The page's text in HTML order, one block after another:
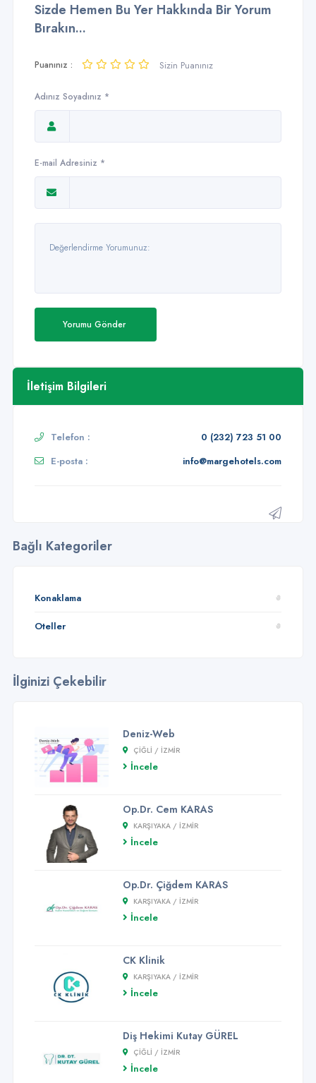
Sizde Hemen Bu Yer Hakkında Bir Yorum
Bırakın...
Puanınız : Sizin Puanınız
Adınız Soyadınız *
E-mail Adresiniz *
Yorumu Gönder
İletişim Bilgileri
Telefon :
0 (232) 723 51 00
E-posta :
info@margehotels.com
Bağlı Kategoriler
Konaklama
Oteller
İlginizi Çekebilir
Deniz-Web
ÇIĞLI / İZMİR
İncele
Op.Dr. Cem KARAS
KARŞIYAKA / İZMİR
İncele
Op.Dr. Çiğdem KARAS
KARŞIYAKA / İZMİR
İncele
CK Klinik
KARŞIYAKA / İZMİR
İncele
Diş Hekimi Kutay GÜREL
ÇIĞLI / İZMİR
İncele